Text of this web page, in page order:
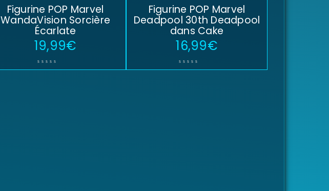
Figurine POP Marvel
WandaVision Sorcière
Écarlate
19,99€
Figurine POP Marvel
Deadpool 30th Deadpool
dans Cake
16,99€